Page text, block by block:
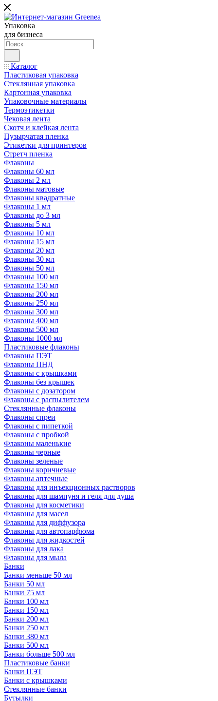
Упаковка
для бизнеса
Каталог
Пластиковая упаковка
Стеклянная упаковка
Картонная упаковка
Упаковочные материалы
Термоэтикетки
Чековая лента
Скотч и клейкая лента
Пузырчатая пленка
Этикетки для принтеров
Стретч пленка
Флаконы
Флаконы 60 мл
Флаконы 2 мл
Флаконы матовые
Флаконы квадратные
Флаконы 1 мл
Флаконы до 3 мл
Флаконы 5 мл
Флаконы 10 мл
Флаконы 15 мл
Флаконы 20 мл
Флаконы 30 мл
Флаконы 50 мл
Флаконы 100 мл
Флаконы 150 мл
Флаконы 200 мл
Флаконы 250 мл
Флаконы 300 мл
Флаконы 400 мл
Флаконы 500 мл
Флаконы 1000 мл
Пластиковые флаконы
Флаконы ПЭТ
Флаконы ПНД
Флаконы с крышками
Флаконы без крышек
Флаконы с дозатором
Флаконы с распылителем
Стеклянные флаконы
Флаконы cпреи
Флаконы с пипеткой
Флаконы с пробкой
Флаконы маленькие
Флаконы черные
Флаконы зеленые
Флаконы коричневые
Флаконы аптечные
Флаконы для инъекционных растворов
Флаконы для шампуня и геля для душа
Флаконы для косметики
Флаконы для масел
Флаконы для диффузора
Флаконы для автопарфюма
Флаконы для жидкостей
Флаконы для лака
Флаконы для мыла
Банки
Банки меньше 50 мл
Банки 50 мл
Банки 75 мл
Банки 100 мл
Банки 150 мл
Банки 200 мл
Банки 250 мл
Банки 380 мл
Банки 500 мл
Банки больше 500 мл
Пластиковые банки
Банки ПЭТ
Банки с крышками
Стеклянные банки
Бутылки